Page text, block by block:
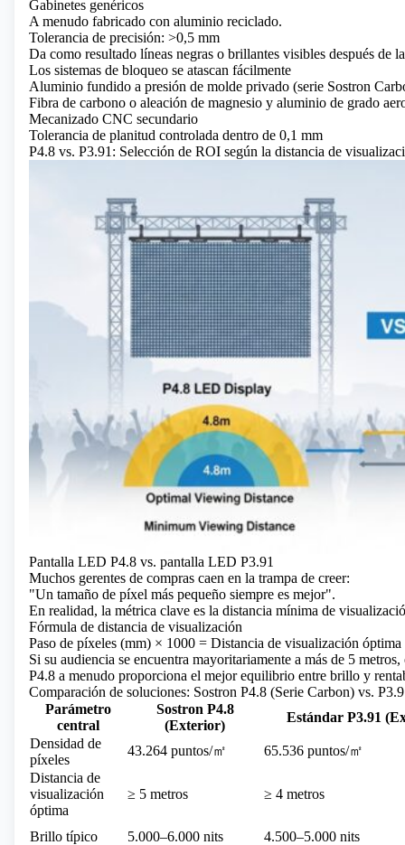
Gabinetes genéricos
A menudo fabricado con aluminio reciclado.
Tolerancia de precisión: >0,5 mm
Da como resultado líneas negras o brillantes visibles después de
Los sistemas de bloqueo se atascan fácilmente
Aluminio fundido a presión de molde privado (serie Sostron
Fibra de carbono o aleación de magnesio y aluminio de grado
Mecanizado CNC secundario
Tolerancia de planitud controlada dentro de 0,1 mm
P4.8 vs. P3.91: Selección de ROI según la distancia de
Pantalla LED P4.8 vs. pantalla LED P3.91
Muchos gerentes de compras caen en la trampa de creer:
"Un tamaño de píxel más pequeño siempre es mejor".
En realidad, la métrica clave es la distancia mínima de
Fórmula de distancia de visualización
Paso de píxeles (mm) × 1000 = Distancia de visualización
Si su audiencia se encuentra mayoritariamente a más de 5
P4.8 a menudo proporciona el mejor equilibrio entre brillo y
Comparación de soluciones: Sostron P4.8 (Serie Carbon) vs.
Parámetro
central
Sostron P4.8
(Exterior)
Estándar P3.91
Densidad de
píxeles
43.264 puntos/㎡
65.536 puntos/㎡
Distancia de
visualización
óptima
≥ 5 metros ≥ 4 metros
Brillo típico 5.000–6.000 nits
4.500–5.000 nits